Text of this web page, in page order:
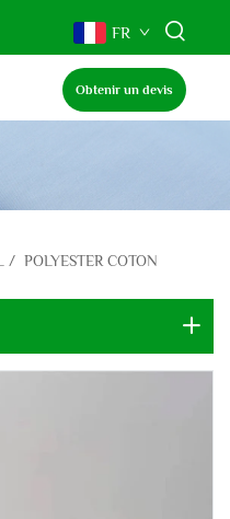
FR
Obtenir un devis
/ POLYESTER COTON